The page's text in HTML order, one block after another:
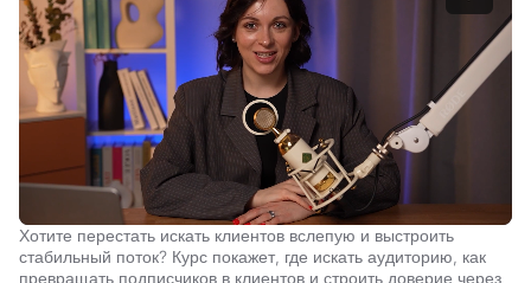
Хотите перестать искать клиентов вслепую и выстроить
стабильный поток? Курс покажет, где искать аудиторию, как
превращать подписчиков в клиентов и строить доверие через